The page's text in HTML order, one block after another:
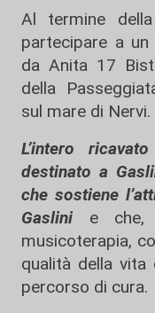
Al termine
partecipare a
da Anita 17
della
sul mare di Nervi.
L’intero
destinato a
che sostiene
Gaslini e che,
musicoterapia,
qualità della
percorso di cura.